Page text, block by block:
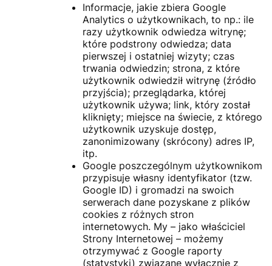
Informacje, jakie zbiera Google
Analytics o użytkownikach, to np.: ile
razy użytkownik odwiedza witrynę;
które podstrony odwiedza; data
pierwszej i ostatniej wizyty; czas
trwania odwiedzin; strona, z które
użytkownik odwiedził witrynę (źródło
przyjścia); przeglądarka, której
użytkownik używa; link, który został
kliknięty; miejsce na świecie, z którego
użytkownik uzyskuje dostęp,
zanonimizowany (skrócony) adres IP,
itp.
Google poszczególnym użytkownikom
przypisuje własny identyfikator (tzw.
Google ID) i gromadzi na swoich
serwerach dane pozyskane z plików
cookies z różnych stron
internetowych. My – jako właściciel
Strony Internetowej – możemy
otrzymywać z Google raporty
(statystyki) związane wyłącznie z